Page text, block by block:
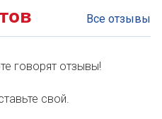
Все отзывы
говорят отзывы!
свой.